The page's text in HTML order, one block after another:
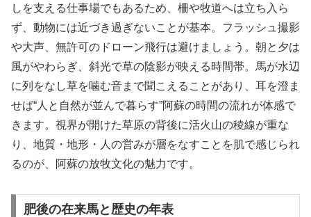
しを支える仕事場でもあるため、柵や牧道へは立ち入ら
ず、動物には近づき過ぎないことが基本。フラッシュ撮影
や大声、無許可のドローン飛行は避けましょう。朝と夕は
風がやわらぎ、斜光で草の陰影が映える時間帯。馬が水辺
に列をなし草を噛む音まで聞こえることがあり、耳を澄ま
せば“人と自然が並んで暮らす”阿蘇の時間の流れが体感で
きます。視界が開けた草原の背後に活火山の稜線が重な
り、地質・地形・人の営みが層をなすことを肌で感じられ
るのが、阿蘇の放牧文化の魅力です。
肥後の在来馬と歴史の年表